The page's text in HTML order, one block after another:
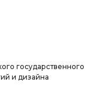
государственного
и дизайна